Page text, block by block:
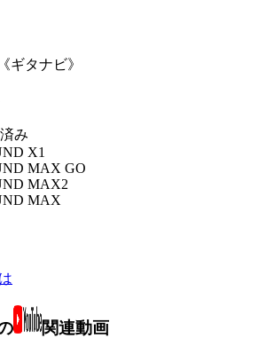
ギタナビ》
み
X1
MAX GO
MAX2
MAX
関連動画